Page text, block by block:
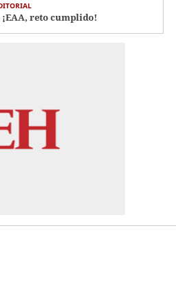
¡EAA, reto cumplido!